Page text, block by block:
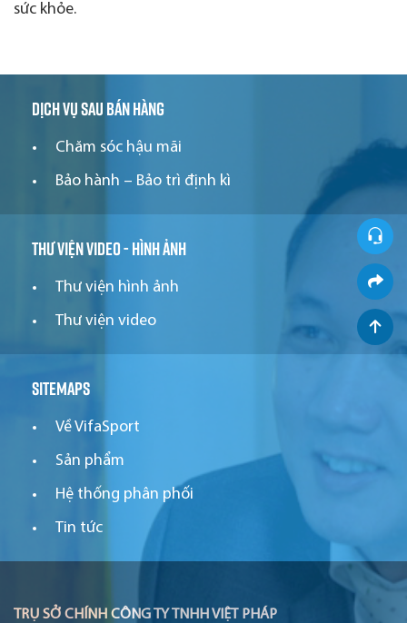
sức khỏe.
Dịch vụ sau bán hàng
Chăm sóc hậu mãi
Bảo hành – Bảo trì định kì
Thư viện video - hình ảnh
Thư viện hình ảnh
Thư viện video
Sitemaps
Về VifaSport
Sản phẩm
Hệ thống phân phối
Tin tức
TRỤ SỞ CHÍNH CÔNG TY TNHH VIỆT PHÁP